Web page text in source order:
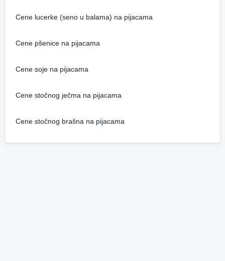
Cene lucerke (seno u balama) na pijacama
Cene pšenice na pijacama
Cene soje na pijacama
Cene stočnog ječma na pijacama
Cene stočnog brašna na pijacama